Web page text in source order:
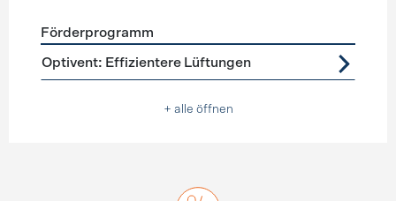
Förderprogramme Lüftung
Förderprogramm
Optivent: Effizientere Lüftungen
+ alle öffnen